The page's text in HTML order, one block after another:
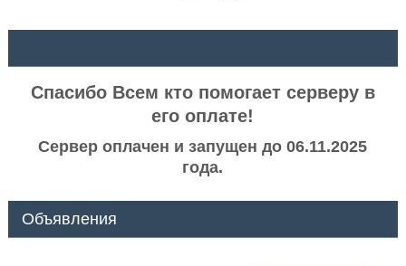
Спасибо Всем кто помогает серверу в
его оплате!
Сервер оплачен и запущен до 06.11.2025
года.
Объявления